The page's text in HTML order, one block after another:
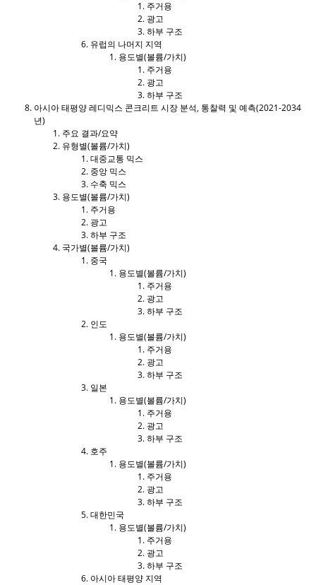
주거용
광고
하부 구조
유럽의 나머지 지역
용도별(볼륨/가치)
주거용
광고
하부 구조
아시아 태평양 레디믹스 콘크리트 시장 분석, 통찰력 및 예측(2021-2034
년)
주요 결과/요약
유형별(볼륨/가치)
대중교통 믹스
중앙 믹스
수축 믹스
용도별(볼륨/가치)
주거용
광고
하부 구조
국가별(볼륨/가치)
중국
용도별(볼륨/가치)
주거용
광고
하부 구조
인도
용도별(볼륨/가치)
주거용
광고
하부 구조
일본
용도별(볼륨/가치)
주거용
광고
하부 구조
호주
용도별(볼륨/가치)
주거용
광고
하부 구조
대한민국
용도별(볼륨/가치)
주거용
광고
하부 구조
아시아 태평양 지역